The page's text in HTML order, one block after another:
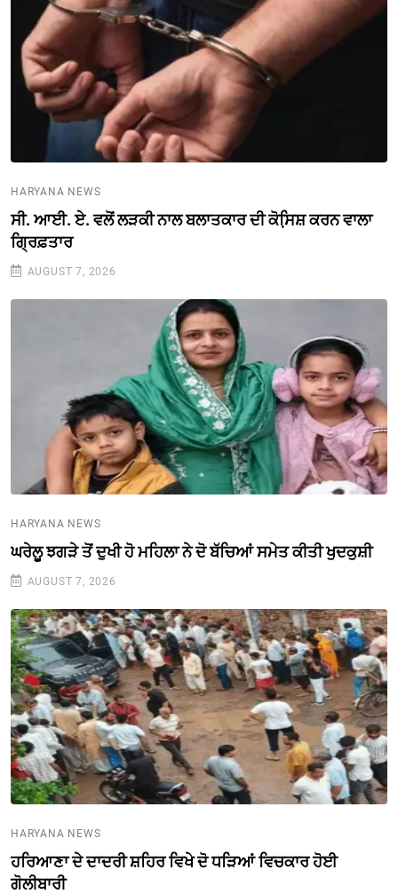
HARYANA NEWS
ਸੀ. ਆਈ. ਏ. ਵਲੋਂ ਲੜਕੀ ਨਾਲ ਬਲਾਤਕਾਰ ਦੀ ਕੋਸਿ਼ਸ਼ ਕਰਨ ਵਾਲਾ
ਗ੍ਰਿਫ਼ਤਾਰ
AUGUST 7, 2026
HARYANA NEWS
ਘਰੇਲੂ ਝਗੜੇ ਤੋਂ ਦੁਖੀ ਹੋ ਮਹਿਲਾ ਨੇ ਦੋ ਬੱਚਿਆਂ ਸਮੇਤ ਕੀਤੀ ਖੁਦਕੁਸ਼ੀ
AUGUST 7, 2026
HARYANA NEWS
ਹਰਿਆਣਾ ਦੇ ਦਾਦਰੀ ਸ਼ਹਿਰ ਵਿਖੇ ਦੋ ਧੜਿਆਂ ਵਿਚਕਾਰ ਹੋਈ
ਗੋਲੀਬਾਰੀ